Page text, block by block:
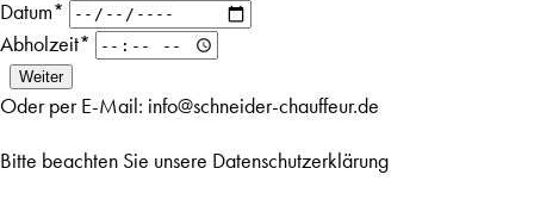
Datum*
Abholzeit*
Oder per E-Mail: info@schneider-chauffeur.de
Bitte beachten Sie unsere Datenschutzerklärung